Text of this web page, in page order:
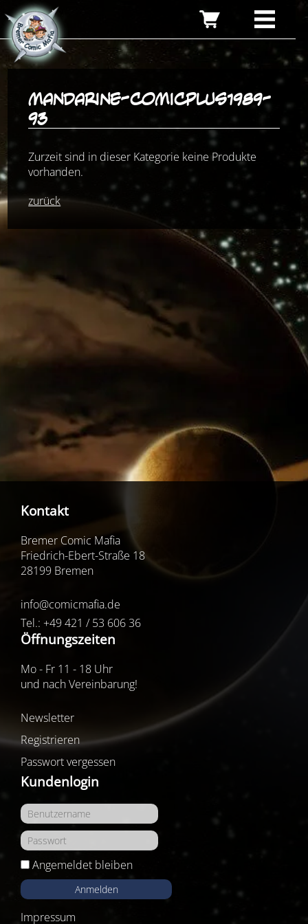
mandarine-comicplus1989-
93
Zurzeit sind in dieser Kategorie keine Produkte
vorhanden.
zurück
Kontakt
Bremer Comic Mafia
Friedrich-Ebert-Straße 18
28199 Bremen
info@comicmafia.de
Tel.: +49 421 / 53 606 36
Öffnungszeiten
Mo - Fr 11 - 18 Uhr
und nach Vereinbarung!
Newsletter
Registrieren
Passwort vergessen
Kundenlogin
Angemeldet bleiben
Anmelden
Impressum